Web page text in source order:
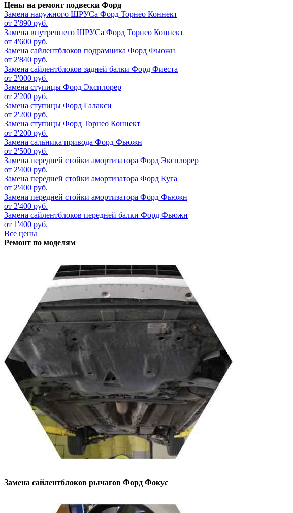
Цены на ремонт подвески Форд
Замена наружного ШРУСа Форд Торнео Коннект
от 2'890 руб.
Замена внутреннего ШРУСа Форд Торнео Коннект
от 4'600 руб.
Замена сайлентблоков подрамника Форд Фьюжн
от 2'840 руб.
Замена сайлентблоков задней балки Форд Фиеста
от 2'000 руб.
Замена ступицы Форд Эксплорер
от 2'200 руб.
Замена ступицы Форд Галакси
от 2'200 руб.
Замена ступицы Форд Торнео Коннект
от 2'200 руб.
Замена сальника привода Форд Фьюжн
от 2'500 руб.
Замена передней стойки амортизатора Форд Эксплорер
от 2'400 руб.
Замена передней стойки амортизатора Форд Куга
от 2'400 руб.
Замена передней стойки амортизатора Форд Фьюжн
от 2'400 руб.
Замена сайлентблоков передней балки Форд Фьюжн
от 1'400 руб.
Все цены
Ремонт по моделям
Замена сайлентблоков рычагов Форд Фокус